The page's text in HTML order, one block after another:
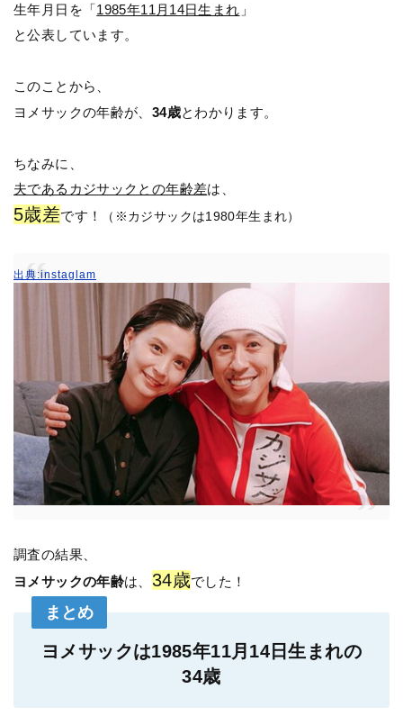
生年月日を「1985年11月14日生まれ 」
と公表しています。
このことから、
ヨメサックの年齢が、 34歳とわかります。
ちなみに、
夫であるカジサックとの年齢差は、
5歳差です！ （※カジサックは1980年生まれ）
出典:instaglam
調査の結果、
ヨメサックの年齢は、 34歳でした！
まとめ
ヨメサックは1985年11月14日生まれの
34歳